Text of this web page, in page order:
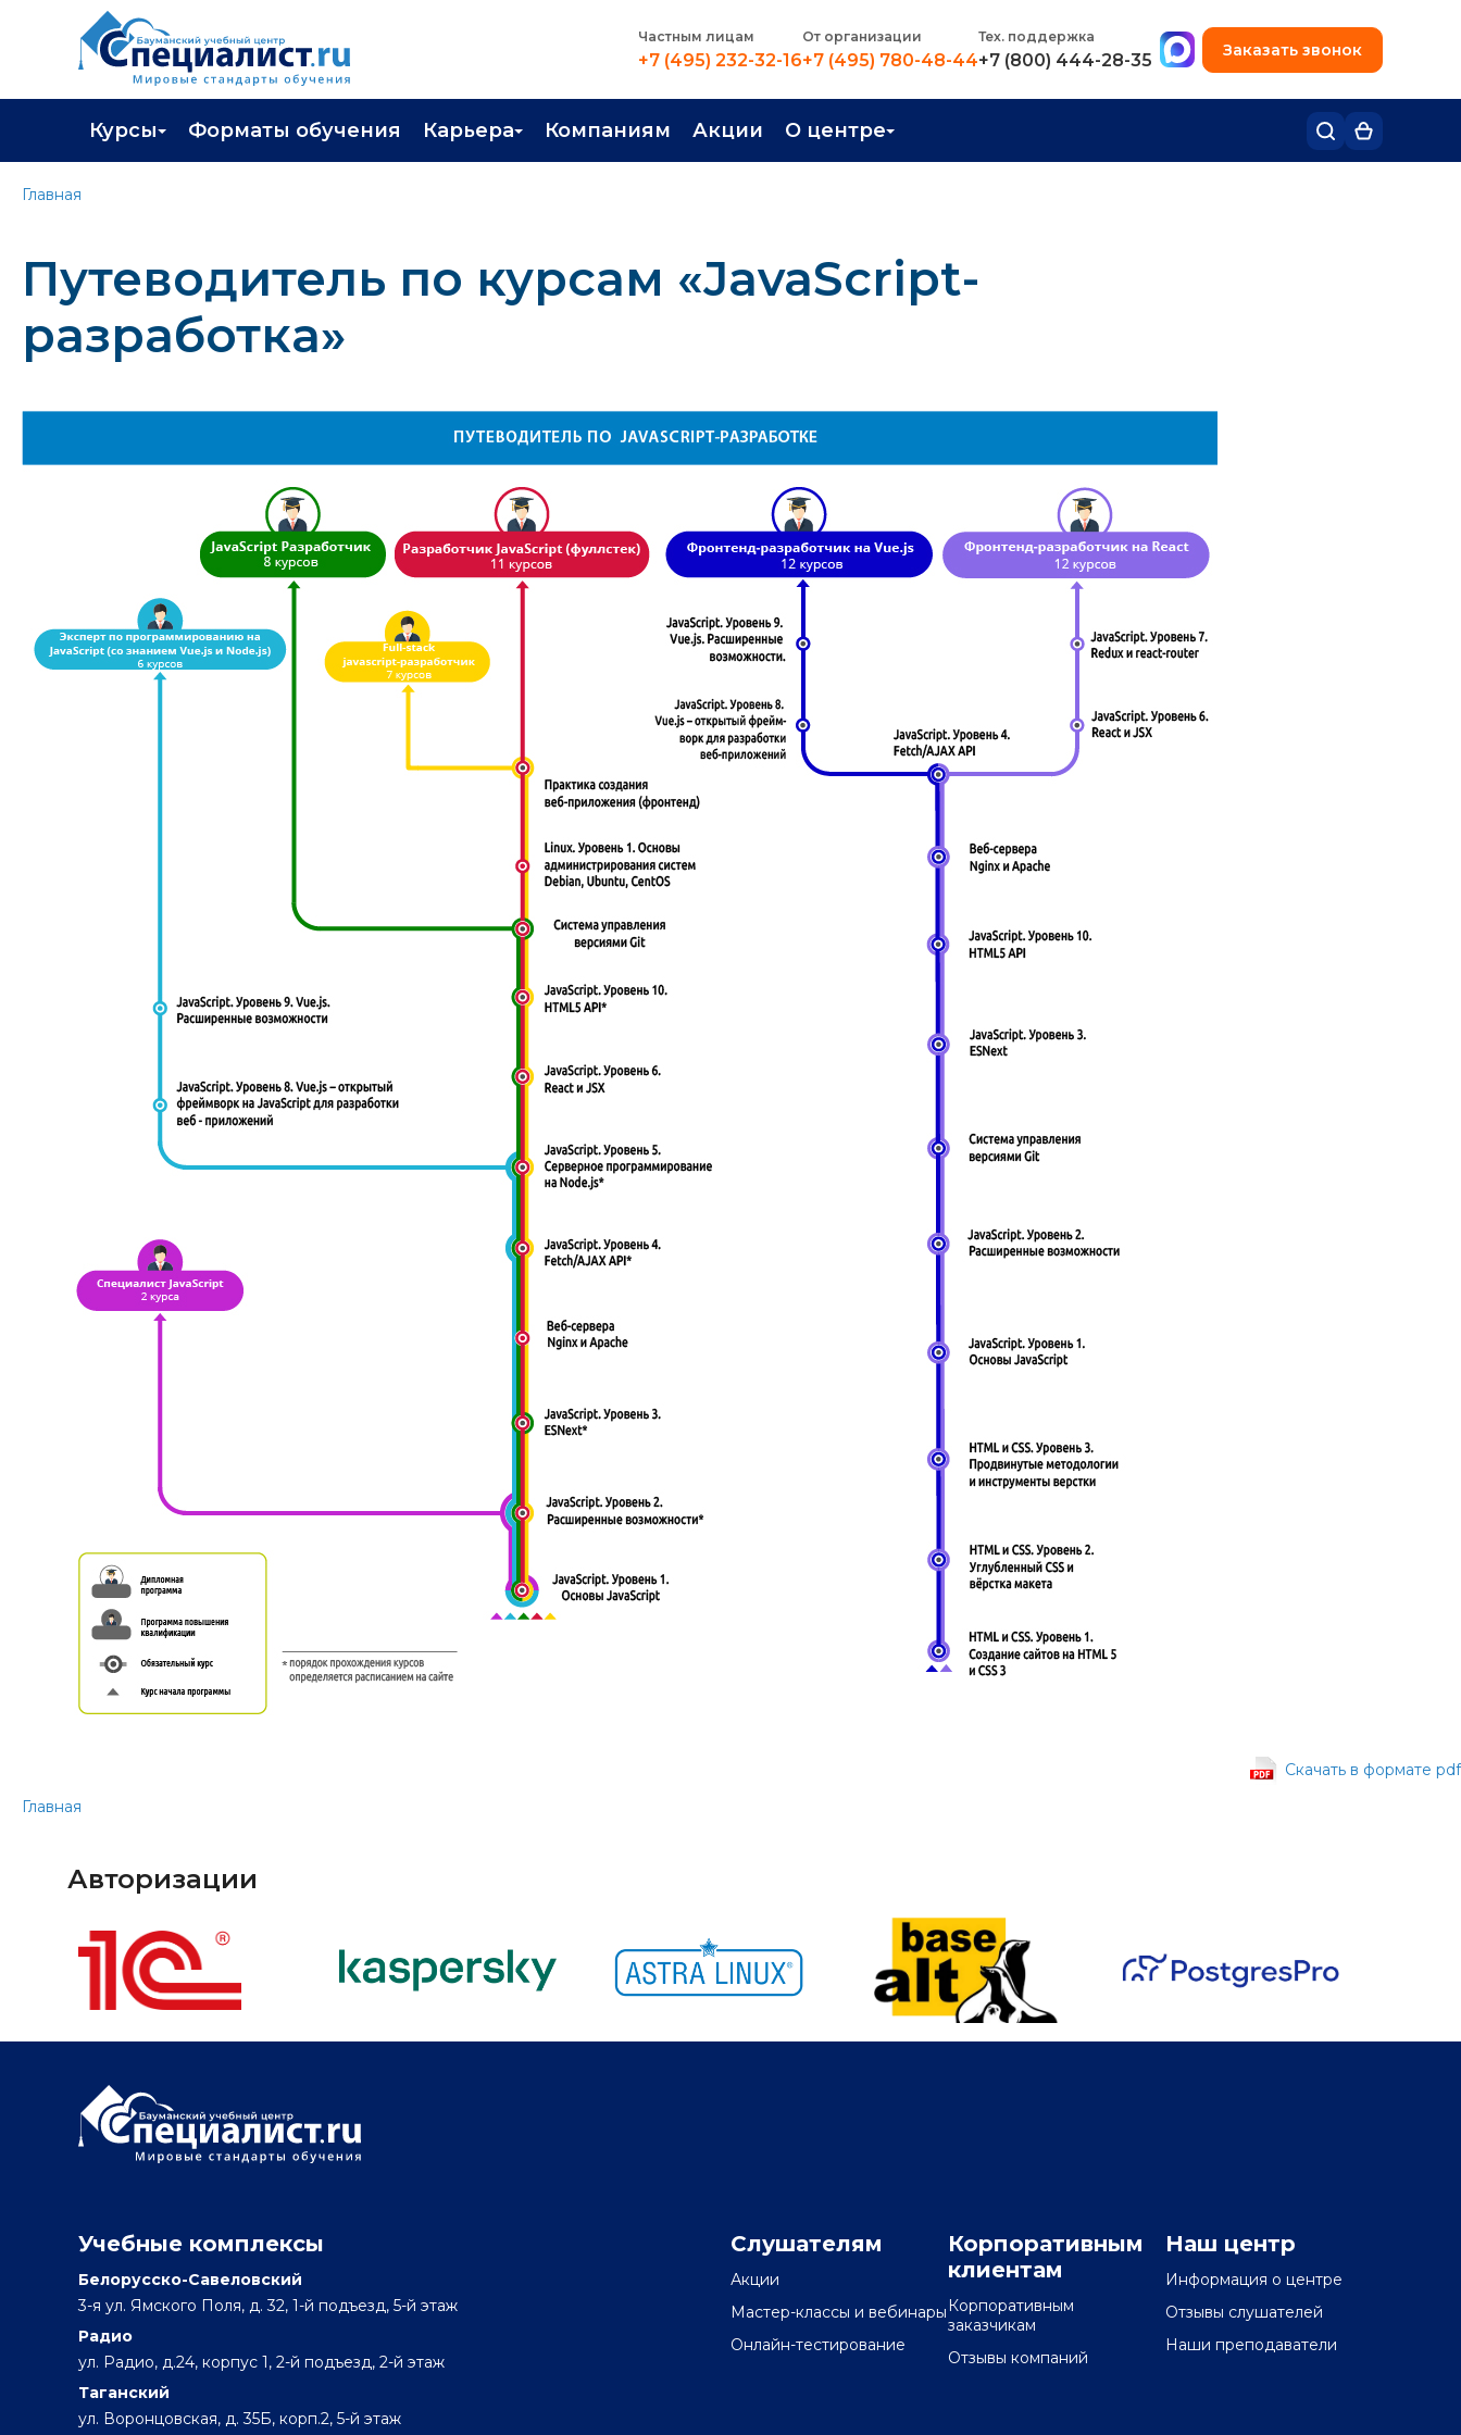
Частным лицам
+7 (495) 232-32-16
От организации
+7 (495) 780-48-44
Тех. поддержка
+7 (800) 444-28-35
+7 (495) 780-48-49
Заказать звонок
Курсы
Профессиональная переподготовка
Экзамены вендоров
Программа лояльности
Форматы обучения Карьера
Трудоустройство
Компаниям Акции О центре
О центре
Главная
Путеводитель по курсам «JavaScript-
разработка»
Cкачать в формате pdf
Главная
Авторизации
Учебные комплексы
Белорусско-Савеловский
3-я ул. Ямского Поля, д. 32, 1-й подъезд, 5-й этаж
Радио
ул. Радио, д.24, корпус 1, 2-й подъезд, 2-й этаж
Таганский
ул. Воронцовская, д. 35Б, корп.2, 5-й этаж
Слушателям
Акции
Мастер-классы и вебинары
Онлайн-тестирование
Корпоративным
клиентам
Корпоративным
заказчикам
Отзывы компаний
Наш центр
Информация о центре
Отзывы слушателей
Наши преподаватели